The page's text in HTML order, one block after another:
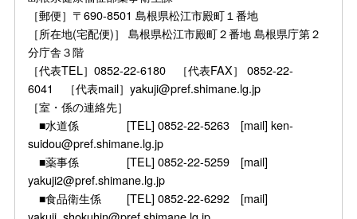
［郵便］〒690-8501 島根県松江市殿町１番地
［所在地(宅配便)］ 島根県松江市殿町２番地 島根県庁第２
分庁舎３階
［代表TEL］0852-22-6180 ［代表FAX］ 0852-22-
6041 ［代表mail］yakuji@pref.shimane.lg.jp
［室・係の連絡先］
■水道係 [TEL] 0852-22-5263 [mail] ken-
suidou@pref.shimane.lg.jp
■薬事係 [TEL] 0852-22-5259 [mail]
yakuji2@pref.shimane.lg.jp
■食品衛生係 [TEL] 0852-22-6292 [mail]